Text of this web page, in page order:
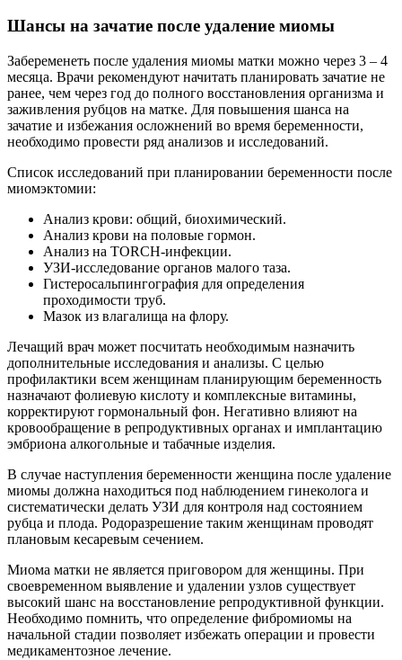
Шансы на зачатие после удаление миомы
Забеременеть после удаления миомы матки можно через 3 – 4
месяца. Врачи рекомендуют начитать планировать зачатие не
ранее, чем через год до полного восстановления организма и
заживления рубцов на матке. Для повышения шанса на
зачатие и избежания осложнений во время беременности,
необходимо провести ряд анализов и исследований.
Список исследований при планировании беременности после
миомэктомии:
Анализ крови: общий, биохимический.
Анализ крови на половые гормон.
Анализ на TORCH-инфекции.
УЗИ-исследование органов малого таза.
Гистеросальпингография для определения
проходимости труб.
Мазок из влагалища на флору.
Лечащий врач может посчитать необходимым назначить
дополнительные исследования и анализы. С целью
профилактики всем женщинам планирующим беременность
назначают фолиевую кислоту и комплексные витамины,
корректируют гормональный фон. Негативно влияют на
кровообращение в репродуктивных органах и имплантацию
эмбриона алкогольные и табачные изделия.
В случае наступления беременности женщина после удаление
миомы должна находиться под наблюдением гинеколога и
систематически делать УЗИ для контроля над состоянием
рубца и плода. Родоразрешение таким женщинам проводят
плановым кесаревым сечением.
Миома матки не является приговором для женщины. При
своевременном выявление и удалении узлов существует
высокий шанс на восстановление репродуктивной функции.
Необходимо помнить, что определение фибромиомы на
начальной стадии позволяет избежать операции и провести
медикаментозное лечение.